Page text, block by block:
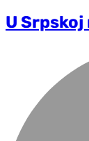
U Srpskoj